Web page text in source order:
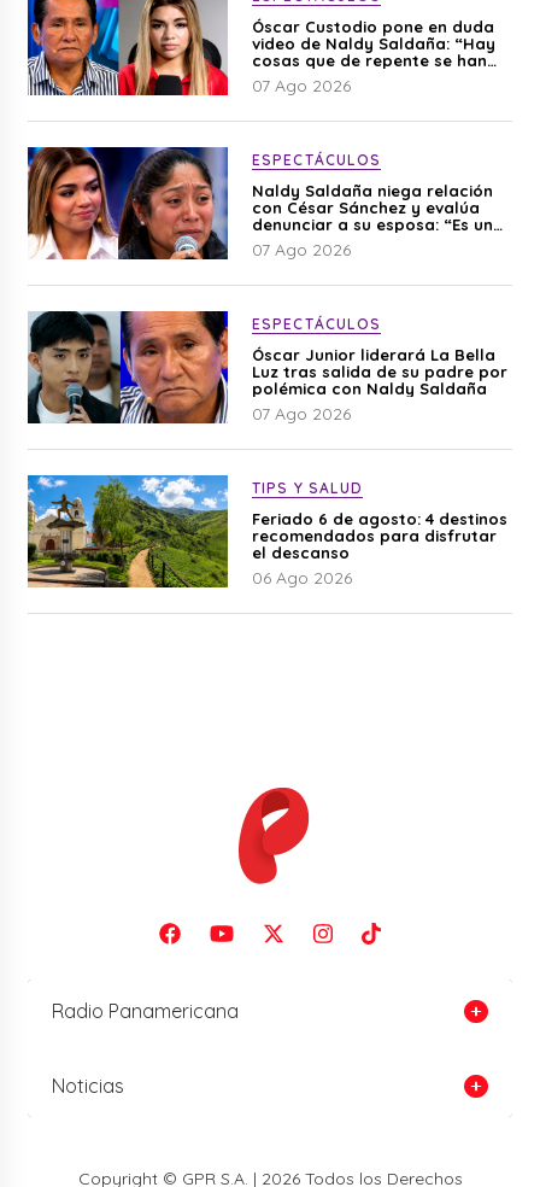
Óscar Custodio pone en duda
video de Naldy Saldaña: “Hay
cosas que de repente se han
editado”
07 Ago 2026
ESPECTÁCULOS
Naldy Saldaña niega relación
con César Sánchez y evalúa
denunciar a su esposa: “Es una
difamación”
07 Ago 2026
ESPECTÁCULOS
Óscar Junior liderará La Bella
Luz tras salida de su padre por
polémica con Naldy Saldaña
07 Ago 2026
TIPS Y SALUD
Feriado 6 de agosto: 4 destinos
recomendados para disfrutar
el descanso
06 Ago 2026
Radio Panamericana
Noticias
Copyright © GPR S.A. | 2026 Todos los Derechos